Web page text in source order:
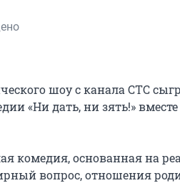
шоу с канала СТС
«Ни дать, ни зять!»
комедия, основанная на
вопрос, отношения